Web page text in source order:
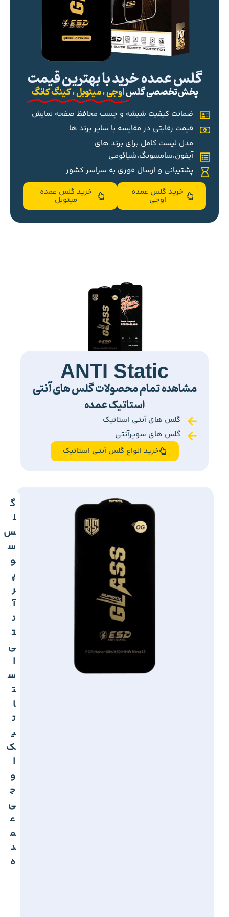
گلس عمده خرید با بهترین قیمت
پخش تخصصی گلساوجی ، میتوبل ، کینگ کانگ
ضمانت کیفیت شیشه و چسب محافظ صفحه نمایش
قیمت رقابتی در مقایسه با سایر برند ها
مدل لیست کامل برای برند های
آیفون،سامسونگ،شیائومی
پشتیبانی و ارسال فوری به سراسر کشور
خرید گلس عمده
اوجی
خرید گلس عمده
میتوبل
ANTI Static
مشاهده تمام محصولات گلس های آنتی
استاتیک عمده
گلس های آنتی استاتیک
گلس های سوپرآنتی
خرید انواع گلس آنتی استاتیک
گ
ل
س
س
و
پ
ر
آ
ن
ت
ی
ا
س
ت
ا
ت
ی
ک
ا
و
ج
ی
ع
م
د
ه